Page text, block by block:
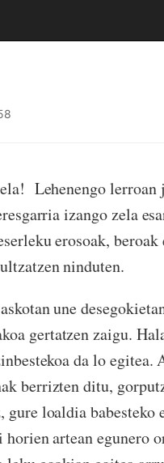
Lehenengo lerroan
izango zela
erosoak,
ninduten.
une
gertatzen zaigu.
da lo egitea.
berrizten ditu,
gure loaldia
artean egunero